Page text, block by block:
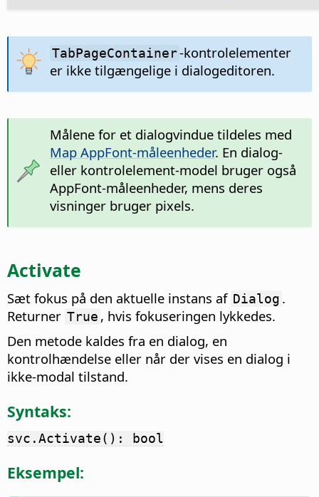
TabPageContainer-kontrolelementer
er ikke tilgængelige i dialogeditoren.
Målene for et dialogvindue tildeles med
Map AppFont-måleenheder. En dialog-
eller kontrolelement-model bruger også
AppFont-måleenheder, mens deres
visninger bruger pixels.
Activate
Sæt fokus på den aktuelle instans af Dialog .
Returner True , hvis fokuseringen lykkedes.
Den metode kaldes fra en dialog, en
kontrolhændelse eller når der vises en dialog i
ikke-modal tilstand.
Syntaks:
svc.Activate(): bool
Eksempel: